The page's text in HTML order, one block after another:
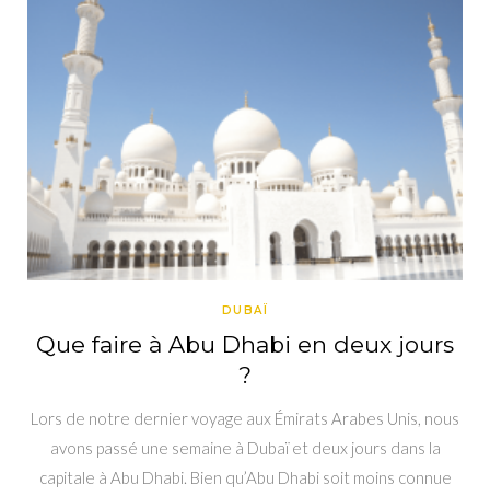
DUBAÏ
Que faire à Abu Dhabi en deux jours
?
Lors de notre dernier voyage aux Émirats Arabes Unis, nous
avons passé une semaine à Dubaï et deux jours dans la
capitale à Abu Dhabi. Bien qu’Abu Dhabi soit moins connue